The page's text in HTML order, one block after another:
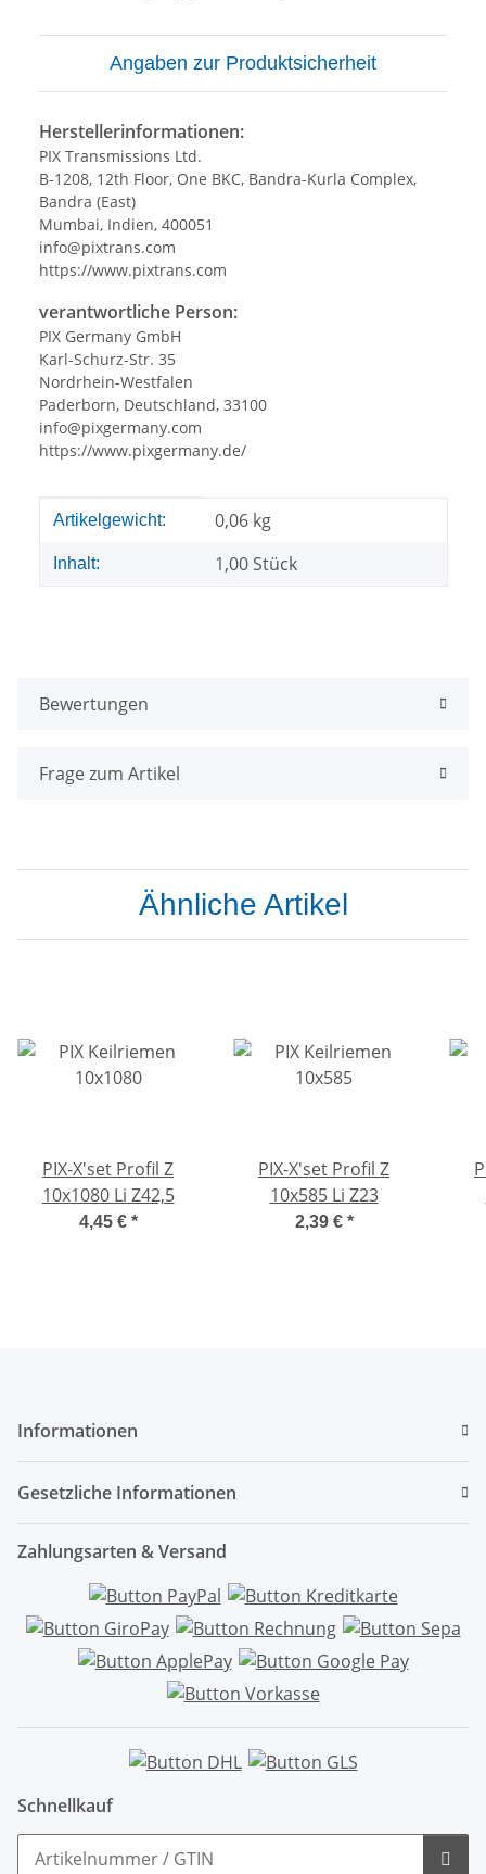
Angaben zur Produktsicherheit
Herstellerinformationen:
PIX Transmissions Ltd.
B-1208, 12th Floor, One BKC, Bandra-Kurla Complex,
Bandra (East)
Mumbai, Indien, 400051
info@pixtrans.com
https://www.pixtrans.com
verantwortliche Person:
PIX Germany GmbH
Karl-Schurz-Str. 35
Nordrhein-Westfalen
Paderborn, Deutschland, 33100
info@pixgermany.com
https://www.pixgermany.de/
Produkteigenschaft
Wert
Artikelgewicht: 0,06 kg
Inhalt: 1,00 Stück
Bewertungen
Frage zum Artikel
Ähnliche Artikel
PIX-X'set Profil Z
10x1080 Li Z42,5
4,45 € *
PIX-X'set Profil Z
10x585 Li Z23
2,39 € *
Informationen
Gesetzliche Informationen
Zahlungsarten & Versand
Schnellkauf